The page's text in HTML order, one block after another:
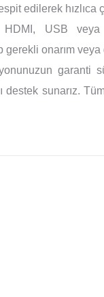
edilerek hızlıca
HDMI, USB veya
onarım veya
garanti
destek sunarız.